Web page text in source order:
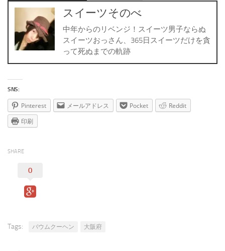
スイーツそのべ
中年からのリベンジ！スイーツ男子ならぬ
スイーツおっさん、365日スイーツだけを貪
って死ぬまでの軌跡
SNS:
Pinterest メールアドレス Pocket
Reddit
印刷
SHARE
0
Tags: バウムクーヘン 大阪府